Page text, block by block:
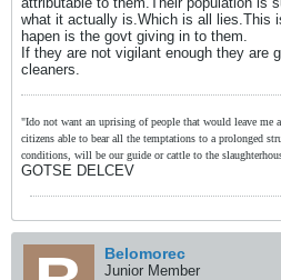
what it actually is.Which is all lies.This
hapen is the govt giving in to them.
If they are not vigilant enough they are
cleaners.
"Ido not want an uprising of people that would leave
citizens able to bear all the temptations to a prolonged
conditions, will be our guide or cattle to the
GOTSE DELCEV
Belomorec
Junior Member